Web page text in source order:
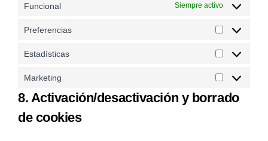
Funcional Siempre activo
Preferencias
Estadísticas
Marketing
8. Activación/desactivación y borrado
de cookies